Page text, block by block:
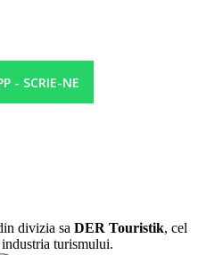
- SCRIE-NE
divizia sa DER Touristik, cel
turismului.